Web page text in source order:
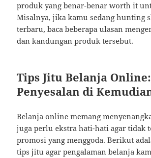
produk yang benar-benar worth it
Misalnya, jika kamu sedang hunting
terbaru, baca beberapa ulasan
dan kandungan produk tersebut.
Tips Jitu Belanja
Penyesalan di
Belanja online memang
juga perlu ekstra hati-hati agar tidak
promosi yang menggoda. Berikut
tips jitu agar pengalaman belanja